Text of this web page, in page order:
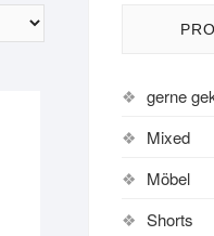
gerne
Mixed
Möbel
Shorts